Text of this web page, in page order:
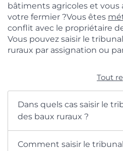
bâtiments agricoles et vous
votre fermier ?Vous êtes
conflit avec le propriétaire
Vous pouvez saisir le
ruraux par assignation ou
Tout
Dans quels cas saisir le
des baux ruraux ?
Comment saisir le